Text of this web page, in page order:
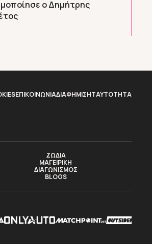
ο Δημήτρης
ΕΠΙΚΟΙΝΩΝΙΑΔΙΑΦΗΜΙΣΗTAYTOTHTA
ΖΩΔΙΑ
ΜΑΓΕΙΡΙΚΗ
ΔΙΑΓΩΝΙΣΜΟΣ
BLOGS